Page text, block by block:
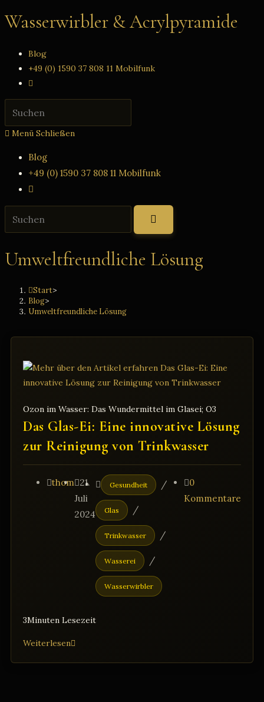
Inhalt
Wasserwirbler & Acrylpyramide
Blog
+49 (0) 1590 37 808 11 Mobilfunk
Website-
Suche
umschalten
search
Menü Schließen
Blog
+49 (0) 1590 37 808 11 Mobilfunk
Website-
Suche
umschalten
Website
Umweltfreundliche Lösung
Start>
Blog>
Umweltfreundliche Lösung
Ozon im Wasser: Das Wundermittel im Glasei; O3
Das Glas-Ei: Eine innovative Lösung
zur Reinigung von Trinkwasser
Beitrags-
thomBeitrag
veröffentlicht:
21.
Juli
2024
Beitrags-
Kategorie:
Gesundheit /
Glas /
Trinkwasser /
Wasserei /
Wasserwirbler
Beitrags-
Kommentare:
0
Kommentare
3Minuten Lesezeit
WeiterlesenDas